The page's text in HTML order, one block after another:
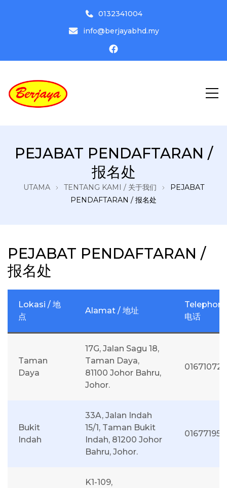
0132341004
info@berjayabhd.my
Bhd
PEJABAT PENDAFTARAN /
报名处
UTAMA TENTANG KAMI / 关于我们
PEJABAT
PENDAFTARAN / 报名处
PEJABAT PENDAFTARAN /
报名处
Lokasi / 地
点
Alamat / 地址
电话
Taman
Daya
17G, Jalan Sagu 18,
Taman Daya,
81100 Johor Bahru,
Johor.
Bukit
Indah
33A, Jalan Indah
15/1, Taman Bukit
Indah, 81200 Johor
Bahru, Johor.
K1-109,